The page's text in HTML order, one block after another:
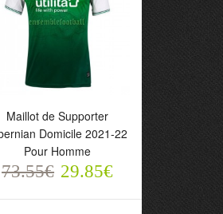
Maillot de Supporter
Domicile 2021-22
Pour Homme
73.55€ 29.85€
Maillot de Supporter
Domicile 2021-22
Pour Homme
73.55€ 29.85€